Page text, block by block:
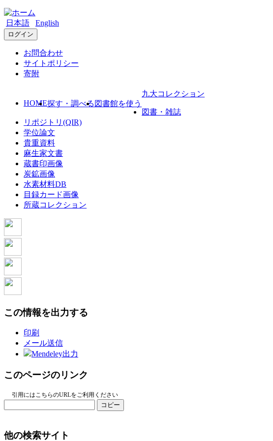
日本語 English
ログイン
お問合わせ
サイトポリシー
寄附
HOME探す・調べる 図書館を使う
九大コレクション
図書・雑誌
リポジトリ(QIR)
学位論文
貴重資料
麻生家文書
蔵書印画像
炭鉱画像
水素材料DB
目録カード画像
所蔵コレクション
この情報を出力する
印刷
メール送信
Mendeley出力
このページのリンク
引用にはこちらのURLをご利用ください
コピー
他の検索サイト